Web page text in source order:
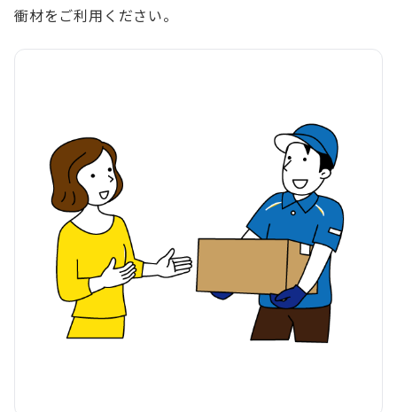
衝材をご利用ください。